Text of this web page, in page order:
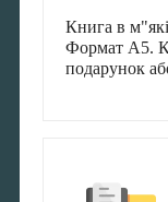
Книга в
Формат А5.
подарунок